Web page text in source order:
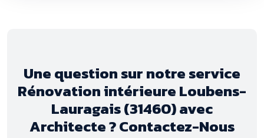
Une question sur notre service
Rénovation intérieure Loubens-
Lauragais (31460) avec
Architecte ? Contactez-Nous